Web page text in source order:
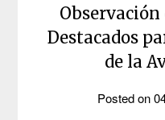
Observación
Destacados
de la
Posted on